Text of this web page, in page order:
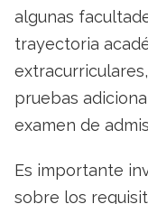
algunas
trayectoria
pruebas
examen de
Es importante
sobre los